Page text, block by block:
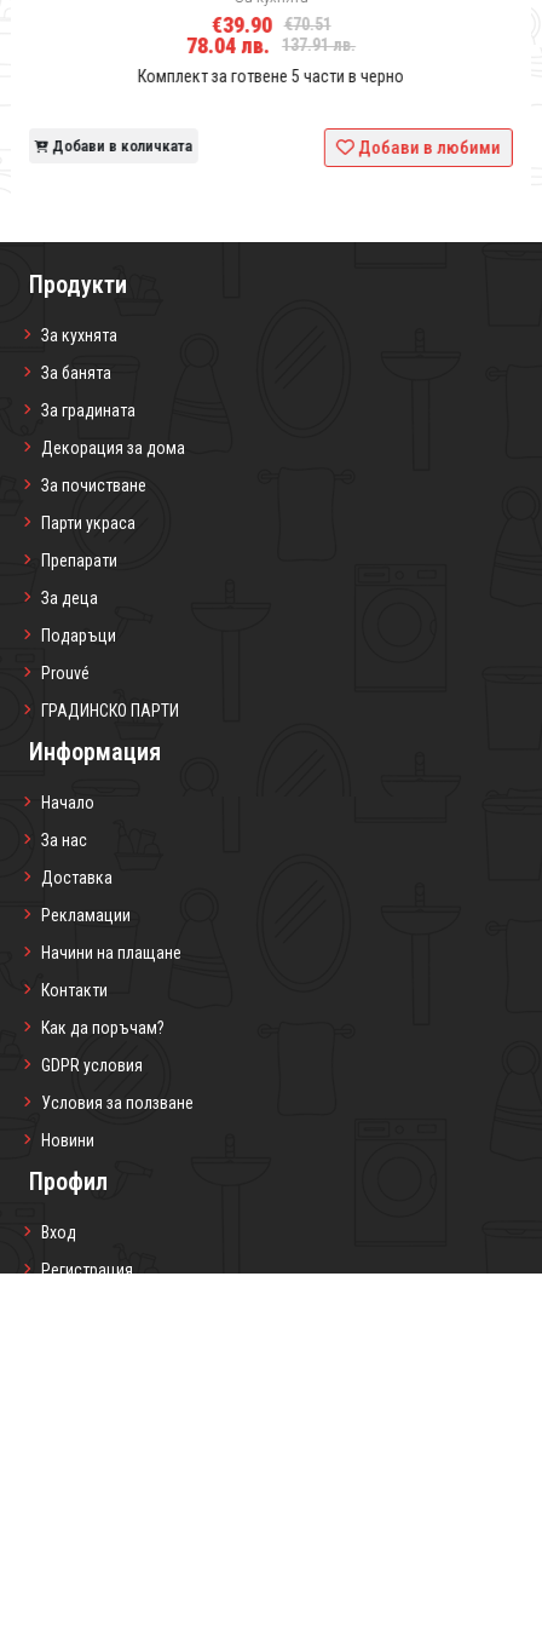
€39.90 €70.51
78.04 лв.
137.91 лв.
Комплект за готвене 5 части в черно
Добави в количката Добави в любими
Продукти
За кухнята
За банята
За градината
Декорация за дома
За почистване
Парти украса
Препарати
За деца
Подаръци
Prouvé
ГРАДИНСКО ПАРТИ
Информация
Начало
За нас
Доставка
Рекламации
Начини на плащане
Контакти
Как да поръчам?
GDPR условия
Условия за ползване
Новини
Профил
Вход
Регистрация